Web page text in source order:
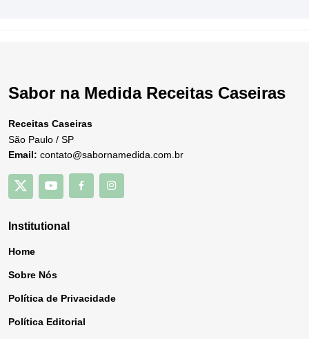
Sabor na Medida Receitas Caseiras
Receitas Caseiras
São Paulo / SP
Email: contato@sabornamedida.com.br
Institutional
Home
Sobre Nós
Política de Privacidade
Política Editorial